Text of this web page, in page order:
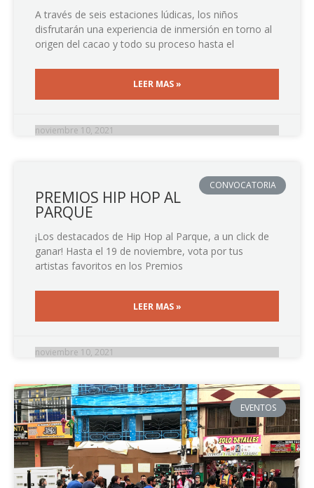
A través de seis estaciones lúdicas, los niños
disfrutarán una experiencia de inmersión en torno al
origen del cacao y todo su proceso hasta el
LEER MAS »
noviembre 10, 2021
CONVOCATORIA
PREMIOS HIP HOP AL
PARQUE
¡Los destacados de Hip Hop al Parque, a un click de
ganar! Hasta el 19 de noviembre, vota por tus
artistas favoritos en los Premios
LEER MAS »
noviembre 10, 2021
EVENTOS